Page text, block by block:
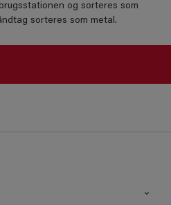
og sorteres som
sorteres som metal.